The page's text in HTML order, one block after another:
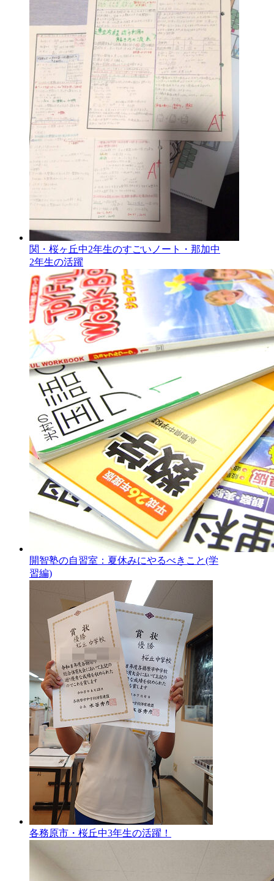
関・桜ヶ丘中2年生のすごいノート・那加中
2年生の活躍
開智塾の自習室：夏休みにやるべきこと(学
習編)
各務原市・桜丘中3年生の活躍！